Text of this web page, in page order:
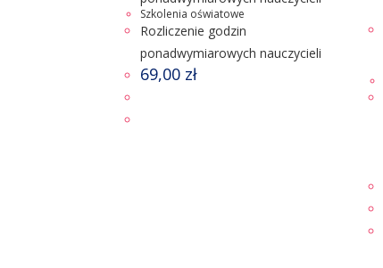
Szkolenia oświatowe
Rozliczenie godzin
ponadwymiarowych nauczycieli
69,00 zł